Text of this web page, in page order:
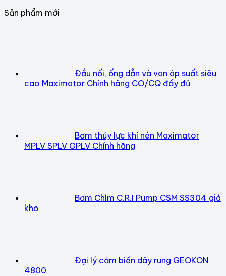
Sản phẩm mới
Đầu nối, ống dẫn và van áp suất siêu
cao Maximator Chính hãng CO/CQ đầy đủ
Bơm thủy lực khí nén Maximator
MPLV SPLV GPLV Chính hãng
Bơm Chìm C.R.I Pump CSM SS304 giá
kho
Đại lý cảm biến dây rung GEOKON
4800